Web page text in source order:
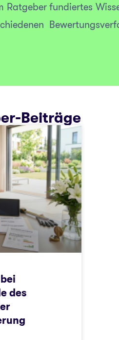
Ratgeber fundiertes
Beiträge
des